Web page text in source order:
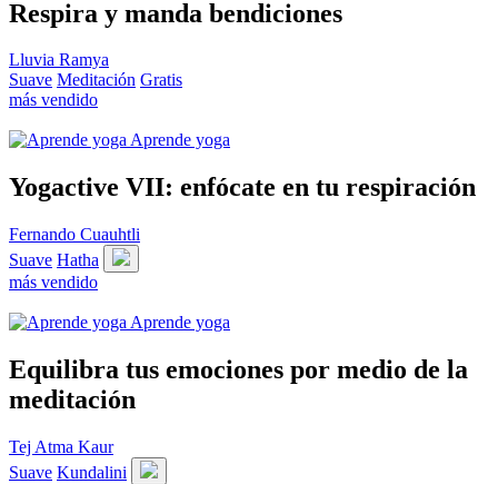
Respira y manda bendiciones
Lluvia Ramya
Suave Meditación Gratis
más vendido
Aprende yoga
Yogactive VII: enfócate en tu respiración
Fernando Cuauhtli
Suave Hatha
más vendido
Aprende yoga
Equilibra tus emociones por medio de la
meditación
Tej Atma Kaur
Suave Kundalini